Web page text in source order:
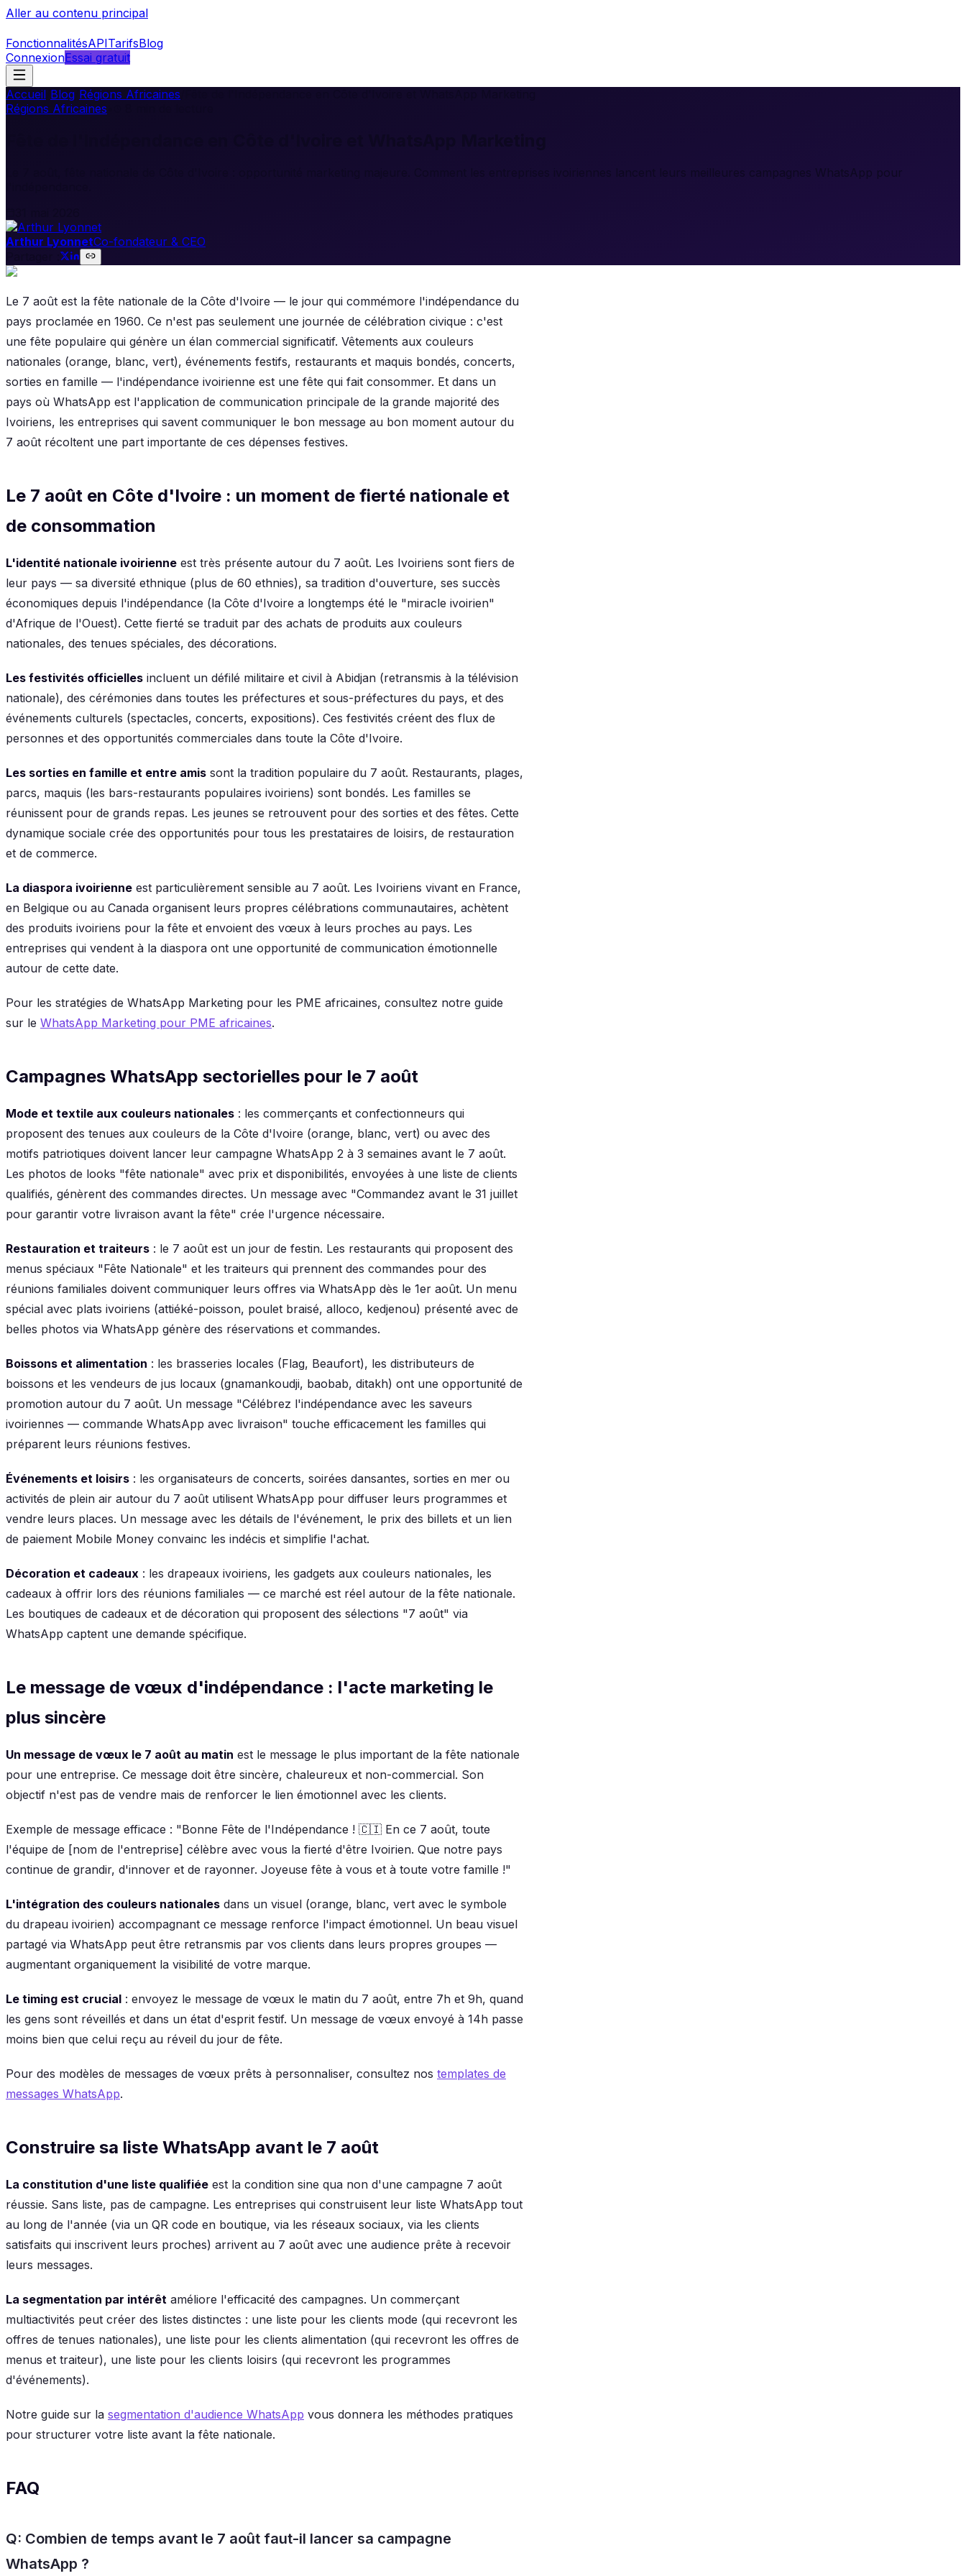
Aller au contenu principal
FonctionnalitésAPITarifsBlog
ConnexionEssai gratuit
Accueil Blog Régions Africaines
Régions Africaines
Le 7 août, fête nationale de Côte d'Ivoire : opportunité marketing majeure. Comment les entreprises ivoiriennes lancent leurs meilleures campagnes WhatsApp pour
Arthur LyonnetCo-fondateur & CEO
Le 7 août est la fête nationale de la Côte d'Ivoire — le jour qui commémore l'indépendance du
pays proclamée en 1960. Ce n'est pas seulement une journée de célébration civique : c'est
une fête populaire qui génère un élan commercial significatif. Vêtements aux couleurs
nationales (orange, blanc, vert), événements festifs, restaurants et maquis bondés, concerts,
sorties en famille — l'indépendance ivoirienne est une fête qui fait consommer. Et dans un
pays où WhatsApp est l'application de communication principale de la grande majorité des
Ivoiriens, les entreprises qui savent communiquer le bon message au bon moment autour du
7 août récoltent une part importante de ces dépenses festives.
Le 7 août en Côte d'Ivoire : un moment de fierté nationale et
de consommation
L'identité nationale ivoirienne est très présente autour du 7 août. Les Ivoiriens sont fiers de
leur pays — sa diversité ethnique (plus de 60 ethnies), sa tradition d'ouverture, ses succès
économiques depuis l'indépendance (la Côte d'Ivoire a longtemps été le "miracle ivoirien"
d'Afrique de l'Ouest). Cette fierté se traduit par des achats de produits aux couleurs
nationales, des tenues spéciales, des décorations.
Les festivités officielles incluent un défilé militaire et civil à Abidjan (retransmis à la télévision
nationale), des cérémonies dans toutes les préfectures et sous-préfectures du pays, et des
événements culturels (spectacles, concerts, expositions). Ces festivités créent des flux de
personnes et des opportunités commerciales dans toute la Côte d'Ivoire.
Les sorties en famille et entre amis sont la tradition populaire du 7 août. Restaurants, plages,
parcs, maquis (les bars-restaurants populaires ivoiriens) sont bondés. Les familles se
réunissent pour de grands repas. Les jeunes se retrouvent pour des sorties et des fêtes. Cette
dynamique sociale crée des opportunités pour tous les prestataires de loisirs, de restauration
et de commerce.
La diaspora ivoirienne est particulièrement sensible au 7 août. Les Ivoiriens vivant en France,
en Belgique ou au Canada organisent leurs propres célébrations communautaires, achètent
des produits ivoiriens pour la fête et envoient des vœux à leurs proches au pays. Les
entreprises qui vendent à la diaspora ont une opportunité de communication émotionnelle
autour de cette date.
Pour les stratégies de WhatsApp Marketing pour les PME africaines, consultez notre guide
sur le WhatsApp Marketing pour PME africaines.
Campagnes WhatsApp sectorielles pour le 7 août
Mode et textile aux couleurs nationales : les commerçants et confectionneurs qui
proposent des tenues aux couleurs de la Côte d'Ivoire (orange, blanc, vert) ou avec des
motifs patriotiques doivent lancer leur campagne WhatsApp 2 à 3 semaines avant le 7 août.
Les photos de looks "fête nationale" avec prix et disponibilités, envoyées à une liste de clients
qualifiés, génèrent des commandes directes. Un message avec "Commandez avant le 31 juillet
pour garantir votre livraison avant la fête" crée l'urgence nécessaire.
Restauration et traiteurs : le 7 août est un jour de festin. Les restaurants qui proposent des
menus spéciaux "Fête Nationale" et les traiteurs qui prennent des commandes pour des
réunions familiales doivent communiquer leurs offres via WhatsApp dès le 1er août. Un menu
spécial avec plats ivoiriens (attiéké-poisson, poulet braisé, alloco, kedjenou) présenté avec de
belles photos via WhatsApp génère des réservations et commandes.
Boissons et alimentation : les brasseries locales (Flag, Beaufort), les distributeurs de
boissons et les vendeurs de jus locaux (gnamankoudji, baobab, ditakh) ont une opportunité de
promotion autour du 7 août. Un message "Célébrez l'indépendance avec les saveurs
ivoiriennes — commande WhatsApp avec livraison" touche efficacement les familles qui
préparent leurs réunions festives.
Événements et loisirs : les organisateurs de concerts, soirées dansantes, sorties en mer ou
activités de plein air autour du 7 août utilisent WhatsApp pour diffuser leurs programmes et
vendre leurs places. Un message avec les détails de l'événement, le prix des billets et un lien
de paiement Mobile Money convainc les indécis et simplifie l'achat.
Décoration et cadeaux : les drapeaux ivoiriens, les gadgets aux couleurs nationales, les
cadeaux à offrir lors des réunions familiales — ce marché est réel autour de la fête nationale.
Les boutiques de cadeaux et de décoration qui proposent des sélections "7 août" via
WhatsApp captent une demande spécifique.
Le message de vœux d'indépendance : l'acte marketing le
plus sincère
Un message de vœux le 7 août au matin est le message le plus important de la fête nationale
pour une entreprise. Ce message doit être sincère, chaleureux et non-commercial. Son
objectif n'est pas de vendre mais de renforcer le lien émotionnel avec les clients.
Exemple de message efficace : "Bonne Fête de l'Indépendance ! 🇨🇮 En ce 7 août, toute
l'équipe de [nom de l'entreprise] célèbre avec vous la fierté d'être Ivoirien. Que notre pays
continue de grandir, d'innover et de rayonner. Joyeuse fête à vous et à toute votre famille !"
L'intégration des couleurs nationales dans un visuel (orange, blanc, vert avec le symbole
du drapeau ivoirien) accompagnant ce message renforce l'impact émotionnel. Un beau visuel
partagé via WhatsApp peut être retransmis par vos clients dans leurs propres groupes —
augmentant organiquement la visibilité de votre marque.
Le timing est crucial : envoyez le message de vœux le matin du 7 août, entre 7h et 9h, quand
les gens sont réveillés et dans un état d'esprit festif. Un message de vœux envoyé à 14h passe
moins bien que celui reçu au réveil du jour de fête.
Pour des modèles de messages de vœux prêts à personnaliser, consultez nos templates de
messages WhatsApp.
Construire sa liste WhatsApp avant le 7 août
La constitution d'une liste qualifiée est la condition sine qua non d'une campagne 7 août
réussie. Sans liste, pas de campagne. Les entreprises qui construisent leur liste WhatsApp tout
au long de l'année (via un QR code en boutique, via les réseaux sociaux, via les clients
satisfaits qui inscrivent leurs proches) arrivent au 7 août avec une audience prête à recevoir
leurs messages.
La segmentation par intérêt améliore l'efficacité des campagnes. Un commerçant
multiactivités peut créer des listes distinctes : une liste pour les clients mode (qui recevront les
offres de tenues nationales), une liste pour les clients alimentation (qui recevront les offres de
menus et traiteur), une liste pour les clients loisirs (qui recevront les programmes
d'événements).
Notre guide sur la segmentation d'audience WhatsApp vous donnera les méthodes pratiques
pour structurer votre liste avant la fête nationale.
FAQ
Q: Combien de temps avant le 7 août faut-il lancer sa campagne
WhatsApp ?